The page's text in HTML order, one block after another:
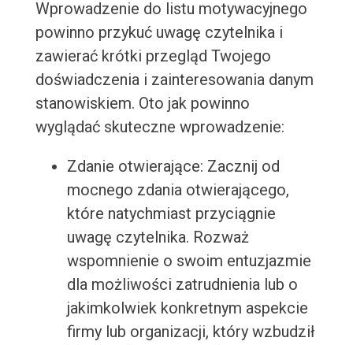
Wprowadzenie do listu motywacyjnego
powinno przykuć uwagę czytelnika i
zawierać krótki przegląd Twojego
doświadczenia i zainteresowania danym
stanowiskiem. Oto jak powinno
wyglądać skuteczne wprowadzenie:
Zdanie otwierające: Zacznij od
mocnego zdania otwierającego,
które natychmiast przyciągnie
uwagę czytelnika. Rozważ
wspomnienie o swoim entuzjazmie
dla możliwości zatrudnienia lub o
jakimkolwiek konkretnym aspekcie
firmy lub organizacji, który wzbudził